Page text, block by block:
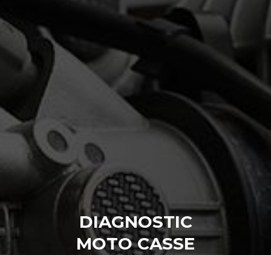
DIAGNOSTIC
MOTO CASSE